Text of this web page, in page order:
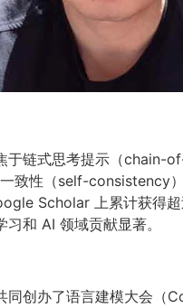
于链式思考提示（chain-
致性（self-consistency
Scholar 上累计获得
习和 AI 领域贡献显著。
同创办了语言建模大会（